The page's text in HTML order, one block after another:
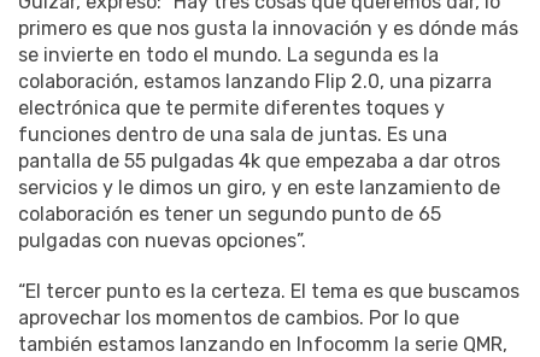
primero es que nos gusta la innovación y es dónde más
se invierte en todo el mundo. La segunda es la
colaboración, estamos lanzando Flip 2.0, una pizarra
electrónica que te permite diferentes toques y
funciones dentro de una sala de juntas. Es una
pantalla de 55 pulgadas 4k que empezaba a dar otros
servicios y le dimos un giro, y en este lanzamiento de
colaboración es tener un segundo punto de 65
pulgadas con nuevas opciones”.
“El tercer punto es la certeza. El tema es que buscamos
aprovechar los momentos de cambios. Por lo que
también estamos lanzando en Infocomm la serie QMR,